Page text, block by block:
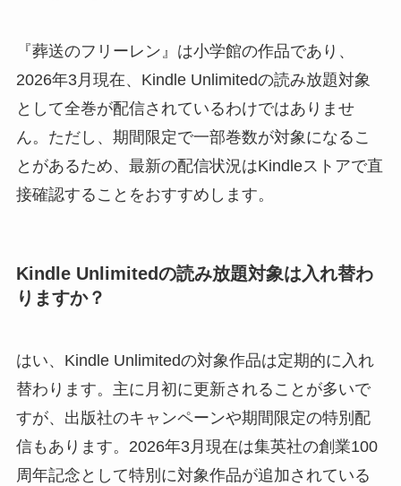
『葬送のフリーレン』は小学館の作品であり、
2026年3月現在、Kindle Unlimitedの読み放題対象
として全巻が配信されているわけではありませ
ん。ただし、期間限定で一部巻数が対象になるこ
とがあるため、最新の配信状況はKindleストアで直
接確認することをおすすめします。
Kindle Unlimitedの読み放題対象は入れ替わ
りますか？
はい、Kindle Unlimitedの対象作品は定期的に入れ
替わります。主に月初に更新されることが多いで
すが、出版社のキャンペーンや期間限定の特別配
信もあります。2026年3月現在は集英社の創業100
周年記念として特別に対象作品が追加されている